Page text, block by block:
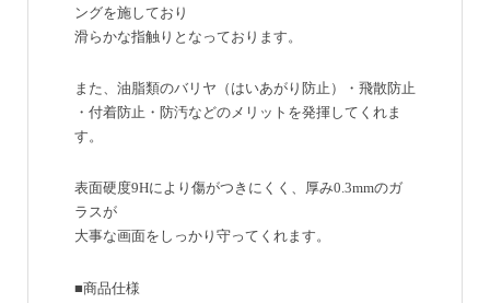
ングを施しており
滑らかな指触りとなっております。
また、油脂類のバリヤ（はいあがり防止）・飛散防止
・付着防止・防汚などのメリットを発揮してくれま
す。
表面硬度9Hにより傷がつきにくく、厚み0.3mmのガ
ラスが
大事な画面をしっかり守ってくれます。
■商品仕様